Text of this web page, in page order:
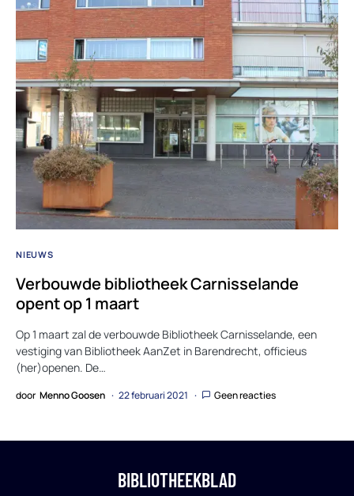
NIEUWS
Verbouwde bibliotheek Carnisselande
opent op 1 maart
Op 1 maart zal de verbouwde Bi­bli­o­theek Car­nis­se­lan­de, een
vestiging van Bibliotheek AanZet in Barendrecht, officieus
(her)openen. De…
door Menno Goosen 22 februari 2021 Geen reacties
BIBLIOTHEEKBLAD